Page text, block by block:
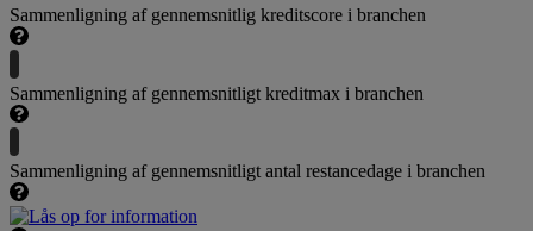
Sammenligning af gennemsnitlig kreditscore i branchen
Sammenligning af gennemsnitligt kreditmax i branchen
Sammenligning af gennemsnitligt antal restancedage i branchen